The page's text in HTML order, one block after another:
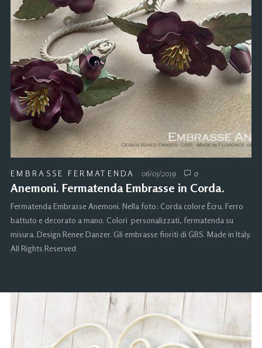
EMBRASSE FERMATENDA 06/05/2019 0
Anemoni. Fermatenda Embrasse in Corda.
Fermatenda Embrasse Anemoni. Nella foto: Corda colore Ècru. Ferro
battuto e decorato a mano. Colori personalizzati, fermatenda su
misura. Design Renee Danzer. Gli embrasse fioriti di GBS. Made in Italy.
All Rights Reserved